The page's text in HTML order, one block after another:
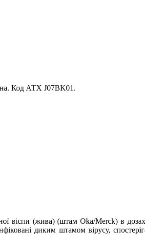
Код АТХ J07BK01.
віспи (жива) (штам Okа/Merck) в
диким штамом вірусу,